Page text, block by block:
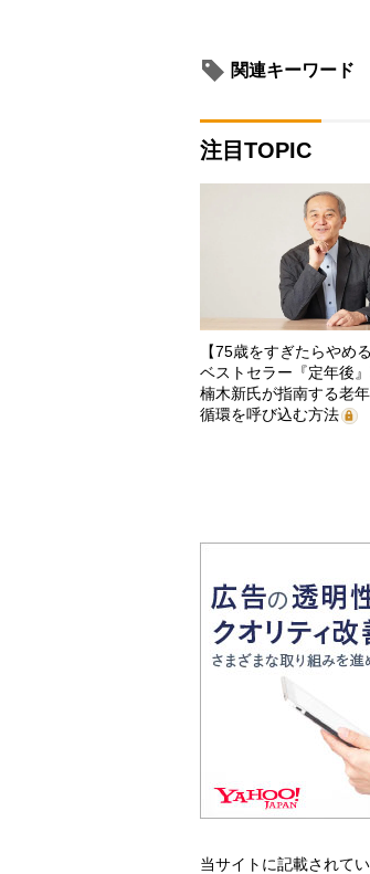
関連キーワード
注目TOPIC
【75歳をすぎたらやめ
ベストセラー『定年後』
楠木新氏が指南する老
循環を呼び込む方法
当サイトに記載されて